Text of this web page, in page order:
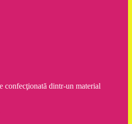
confecţionată dintr-un material